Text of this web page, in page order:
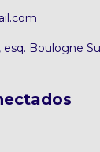
Boulogne